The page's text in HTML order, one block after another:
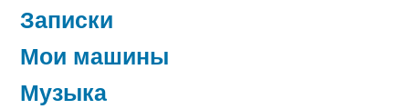
я
Записки
Мои машины
Музыка